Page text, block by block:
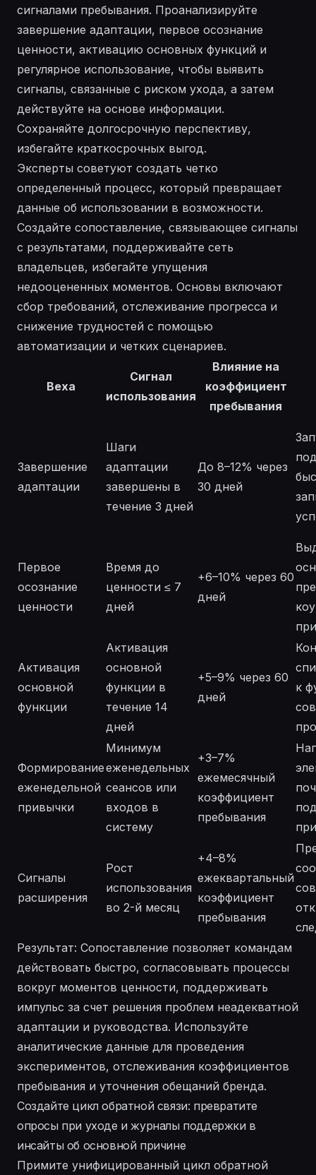
сигналами пребывания. Проанализируйте
завершение адаптации, первое осознание
ценности, активацию основных функций и
регулярное использование, чтобы выявить
сигналы, связанные с риском ухода, а затем
действуйте на основе информации.
Сохраняйте долгосрочную перспективу,
избегайте краткосрочных выгод.
Эксперты советуют создать четко
определенный процесс, который превращает
данные об использовании в возможности.
Создайте сопоставление, связывающее сигналы
с результатами, поддерживайте сеть
владельцев, избегайте упущения
недооцененных моментов. Основы включают
сбор требований, отслеживание прогресса и
снижение трудностей с помощью
автоматизации и четких сценариев.
Веха
Сигнал
использования
Влияние на
коэффициент
пребывания
Завершение
адаптации
Шаги
адаптации
завершены в
течение 3 дней
До 8–12% через
30 дней
Первое
осознание
ценности
Время до
ценности ≤ 7
дней
+6–10% через 60
дней
Активация
основной
функции
Активация
основной
функции в
течение 14
дней
+5–9% через 60
дней
к
Формирование
еженедельной
привычки
Минимум
еженедельных
сеансов или
входов в
систему
+3–7%
ежемесячный
коэффициент
пребывания
Сигналы
расширения
Рост
использования
во 2-й месяц
+4–8%
ежеквартальный
коэффициент
пребывания
Результат: Сопоставление позволяет командам
действовать быстро, согласовывать процессы
вокруг моментов ценности, поддерживать
импульс за счет решения проблем неадекватной
адаптации и руководства. Используйте
аналитические данные для проведения
экспериментов, отслеживания коэффициентов
пребывания и уточнения обещаний бренда.
Создайте цикл обратной связи: превратите
опросы при уходе и журналы поддержки в
инсайты об основной причине
Примите унифицированный цикл обратной